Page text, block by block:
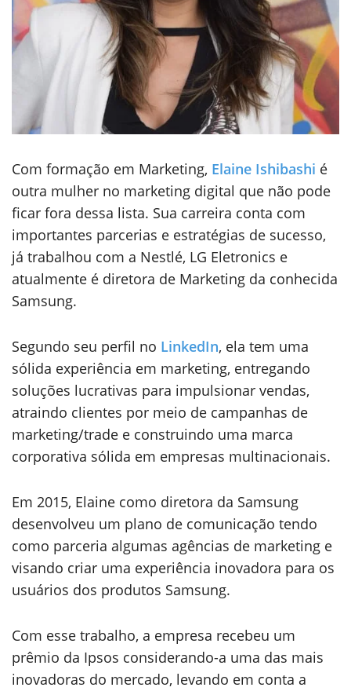
Com formação em Marketing, Elaine Ishibashi é
outra mulher no marketing digital que não pode
ficar fora dessa lista. Sua carreira conta com
importantes parcerias e estratégias de sucesso,
já trabalhou com a Nestlé, LG Eletronics e
atualmente é diretora de Marketing da conhecida
Samsung.
Segundo seu perfil no LinkedIn, ela tem uma
sólida experiência em marketing, entregando
soluções lucrativas para impulsionar vendas,
atraindo clientes por meio de campanhas de
marketing/trade e construindo uma marca
corporativa sólida em empresas multinacionais.
Em 2015, Elaine como diretora da Samsung
desenvolveu um plano de comunicação tendo
como parceria algumas agências de marketing e
visando criar uma experiência inovadora para os
usuários dos produtos Samsung.
Com esse trabalho, a empresa recebeu um
prêmio da Ipsos considerando-a uma das mais
inovadoras do mercado, levando em conta a